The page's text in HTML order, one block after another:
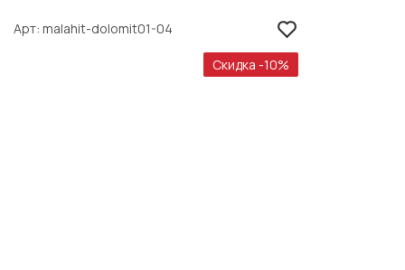
Арт malahit-dolomit01-04
Скидка -10%